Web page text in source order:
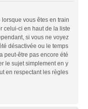
vous êtes en train
celui-ci en haut de la liste
si vous ne voyez
désactivée ou le temps
peut-être pas encore été
le sujet simplement en y
en respectant les règles